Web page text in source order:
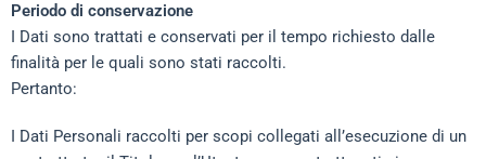
Periodo di conservazione
I Dati sono trattati e conservati per il tempo richiesto dalle
finalità per le quali sono stati raccolti.
Pertanto:
I Dati Personali raccolti per scopi collegati all’esecuzione di un